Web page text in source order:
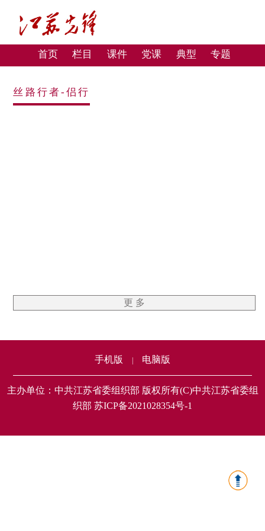
首页 栏目 课件 党课 典型 专题
丝路行者-侣行
更 多
手机版 电脑版
主办单位：中共江苏省委组织部 版权所有(C)中共江苏省委组
织部 苏ICP备2021028354号-1